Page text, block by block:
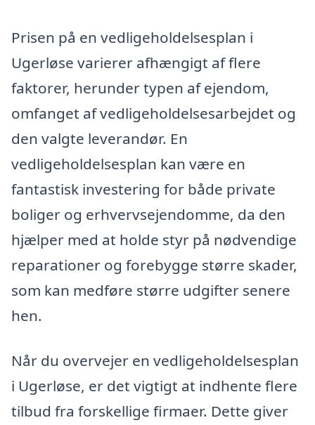
Prisen på en vedligeholdelsesplan i
Ugerløse varierer afhængigt af flere
faktorer, herunder typen af ejendom,
omfanget af vedligeholdelsesarbejdet og
den valgte leverandør. En
vedligeholdelsesplan kan være en
fantastisk investering for både private
boliger og erhvervsejendomme, da den
hjælper med at holde styr på nødvendige
reparationer og forebygge større skader,
som kan medføre større udgifter senere
hen.
Når du overvejer en vedligeholdelsesplan
i Ugerløse, er det vigtigt at indhente flere
tilbud fra forskellige firmaer. Dette giver